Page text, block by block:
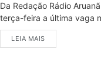
Da Redação Rádio
terça-feira a última vaga
LEIA MAIS